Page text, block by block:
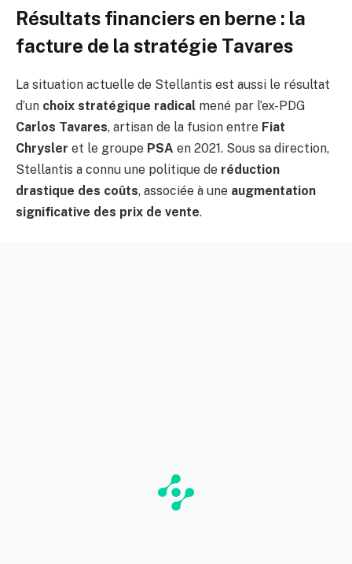
Résultats financiers en berne : la
facture de la stratégie Tavares
La situation actuelle de Stellantis est aussi le résultat
d’un choix stratégique radical mené par l’ex-PDG
Carlos Tavares, artisan de la fusion entre Fiat
Chrysler et le groupe PSA en 2021. Sous sa direction,
Stellantis a connu une politique de réduction
drastique des coûts, associée à une augmentation
significative des prix de vente.